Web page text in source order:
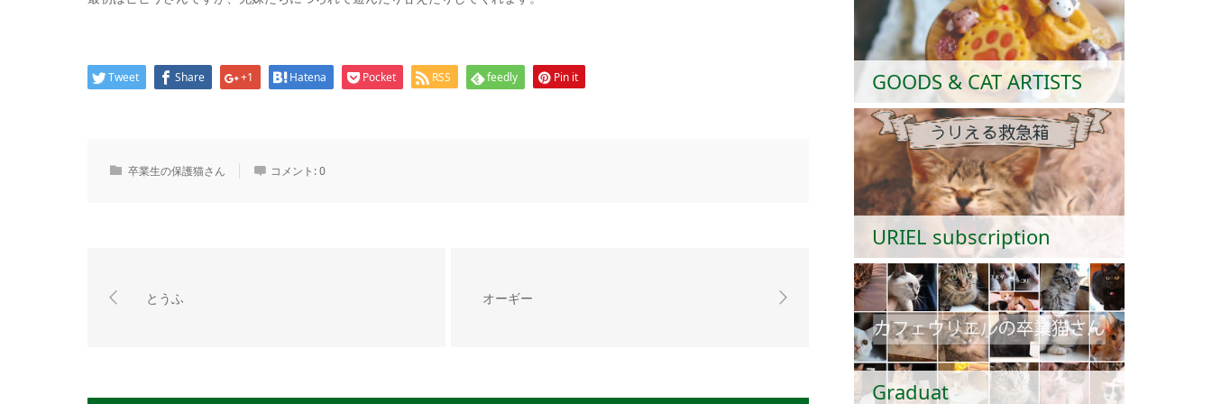
Tweet Share +1 Hatena Pocket RSS feedly Pin it
卒業生の保護猫さん コメント:0
とうふ オーギー
GOODS & CAT ARTISTS
URIEL subscription
Graduat